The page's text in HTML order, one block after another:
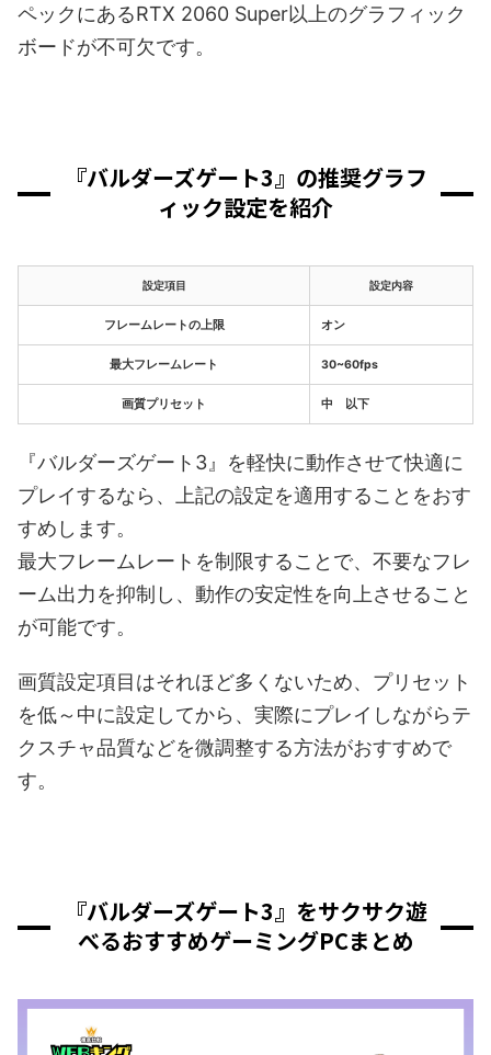
ペックにあるRTX 2060 Super以上のグラフィック
ボードが不可欠です。
『バルダーズゲート3』の推奨グラフ
ィック設定を紹介
設定項目 設定内容
フレームレートの上限 オン
最大フレームレート 30~60fps
画質プリセット 中 以下
『バルダーズゲート3』を軽快に動作させて快適に
プレイするなら、上記の設定を適用することをおす
すめします。
最大フレームレートを制限することで、不要なフレ
ーム出力を抑制し、動作の安定性を向上させること
が可能です。
画質設定項目はそれほど多くないため、プリセット
を低～中に設定してから、実際にプレイしながらテ
クスチャ品質などを微調整する方法がおすすめで
す。
『バルダーズゲート3』をサクサク遊
べるおすすめゲーミングPCまとめ